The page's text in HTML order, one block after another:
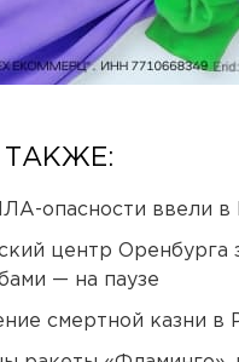
ТАКЖЕ:
опасности ввели в
центр Оренбурга
— на паузе
смертной казни в